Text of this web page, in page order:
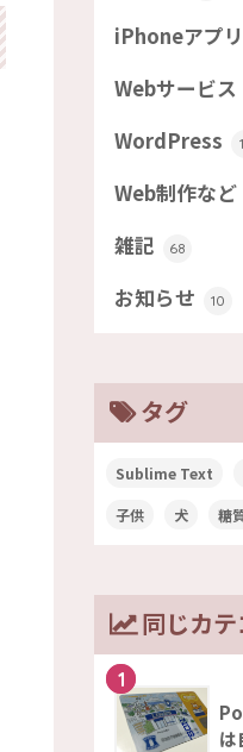
iPhoneアプリ
Webサービス
WordPress
Web制作など
雑記 68
お知らせ 10
タグ
Sublime Text
子供 犬 糖
同じカ
1
は